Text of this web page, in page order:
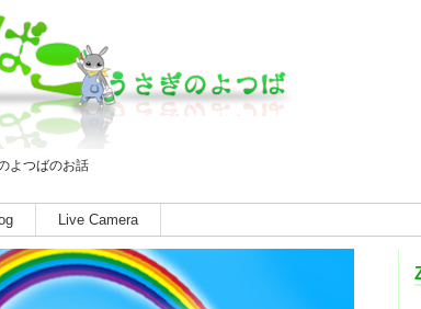
よつばのお話
Live Camera